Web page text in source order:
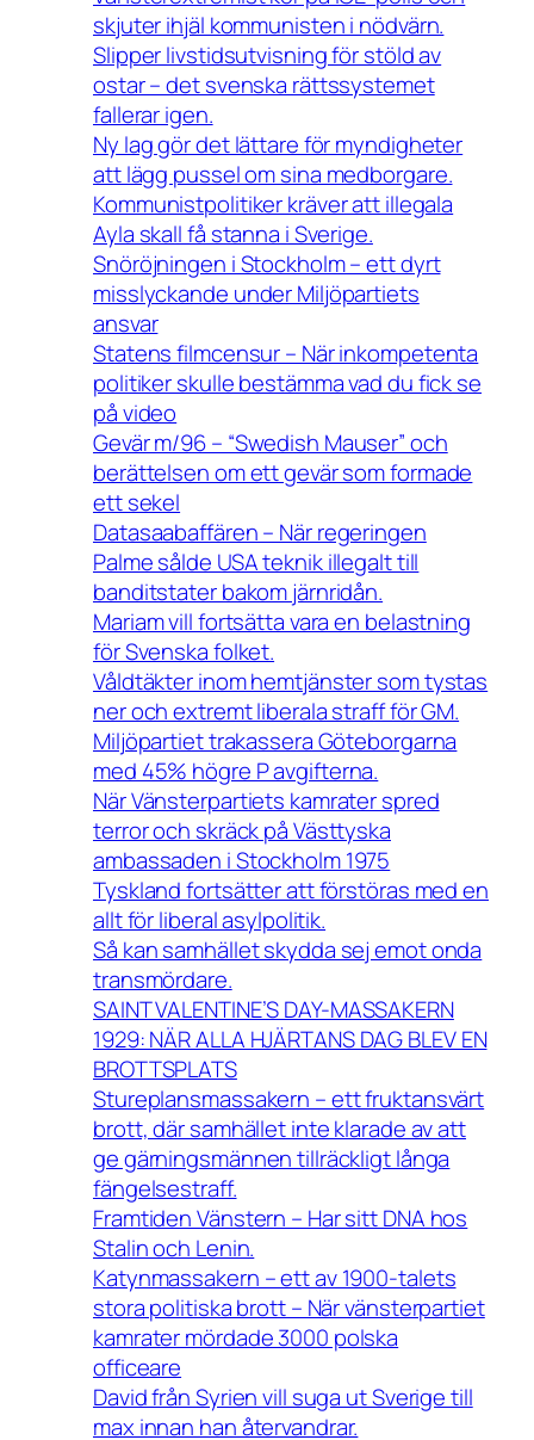
skjuter ihjäl kommunisten i nödvärn.
Slipper livstidsutvisning för stöld av
ostar – det svenska rättssystemet
fallerar igen.
Ny lag gör det lättare för myndigheter
att lägg pussel om sina medborgare.
Kommunistpolitiker kräver att illegala
Ayla skall få stanna i Sverige.
Snöröjningen i Stockholm – ett dyrt
misslyckande under Miljöpartiets
ansvar
Statens filmcensur – När inkompetenta
politiker skulle bestämma vad du fick se
på video
Gevär m/96 – “Swedish Mauser” och
berättelsen om ett gevär som formade
ett sekel
Datasaabaffären – När regeringen
Palme sålde USA teknik illegalt till
banditstater bakom järnridån.
Mariam vill fortsätta vara en belastning
för Svenska folket.
Våldtäkter inom hemtjänster som tystas
ner och extremt liberala straff för GM.
Miljöpartiet trakassera Göteborgarna
med 45% högre P avgifterna.
När Vänsterpartiets kamrater spred
terror och skräck på Västtyska
ambassaden i Stockholm 1975
Tyskland fortsätter att förstöras med en
allt för liberal asylpolitik.
Så kan samhället skydda sej emot onda
transmördare.
SAINT VALENTINE’S DAY-MASSAKERN
1929: NÄR ALLA HJÄRTANS DAG BLEV EN
BROTTSPLATS
Stureplansmassakern – ett fruktansvärt
brott, där samhället inte klarade av att
ge gärningsmännen tillräckligt långa
fängelsestraff.
Framtiden Vänstern – Har sitt DNA hos
Stalin och Lenin.
Katynmassakern – ett av 1900-talets
stora politiska brott – När vänsterpartiet
kamrater mördade 3000 polska
officeare
David från Syrien vill suga ut Sverige till
max innan han återvandrar.